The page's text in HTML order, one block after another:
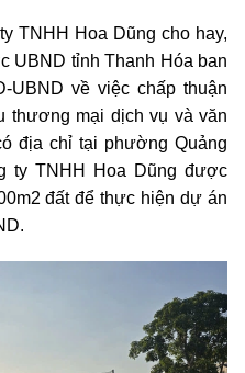
TNHH Hoa Dũng cho hay,
UBND tỉnh Thanh Hóa ban
UBND về việc chấp thuận
thương mại dịch vụ và văn
địa chỉ tại phường Quảng
ty TNHH Hoa Dũng được
đất để thực hiện dự án